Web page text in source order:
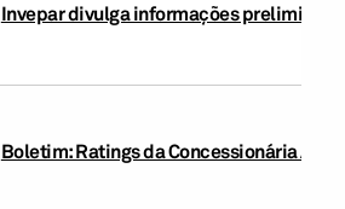
Invepar divulga informações
Boletim: Ratings da Concessionária